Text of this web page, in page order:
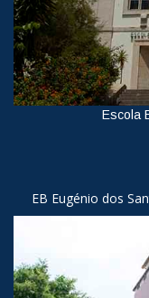
Escola
EB Eugénio dos